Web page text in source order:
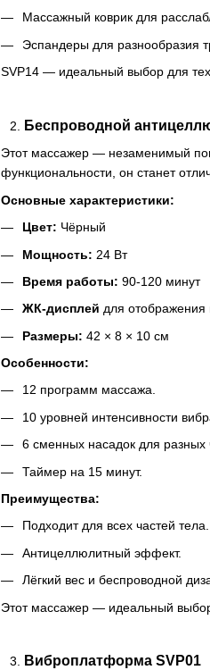
Массажный коврик для
Эспандеры для разнообразия
SVP14 — идеальный выбор для
Беспроводной
Этот массажер — незаменимый
функциональности, он станет
Основные характеристики:
Цвет: Чёрный
Мощность: 24 Вт
Время работы: 90-120 минут
ЖК-дисплей для отображения
Размеры: 42 × 8 × 10 см
Особенности:
12 программ массажа.
10 уровней интенсивности
6 сменных насадок для разных
Таймер на 15 минут.
Преимущества:
Подходит для всех частей тела.
Антицеллюлитный эффект.
Лёгкий вес и беспроводной
Этот массажер — идеальный выбор
Виброплатформа SVP01